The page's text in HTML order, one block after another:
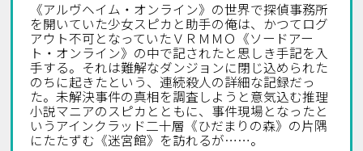
《アルヴヘイム・オンライン》の世界で探偵事務所
を開いていた少女スピカと助手の俺は、かつてログ
アウト不可となっていたＶＲＭＭＯ《ソードアー
ト・オンライン》の中で記されたと思しき手記を入
手する。それは難解なダンジョンに閉じ込められた
のちに起きたという、連続殺人の詳細な記録だっ
た。未解決事件の真相を調査しようと意気込む推理
小説マニアのスピカとともに、事件現場となったと
いうアインクラッド二十層《ひだまりの森》の片隅
にたたずむ《迷宮館》を訪れるが……。